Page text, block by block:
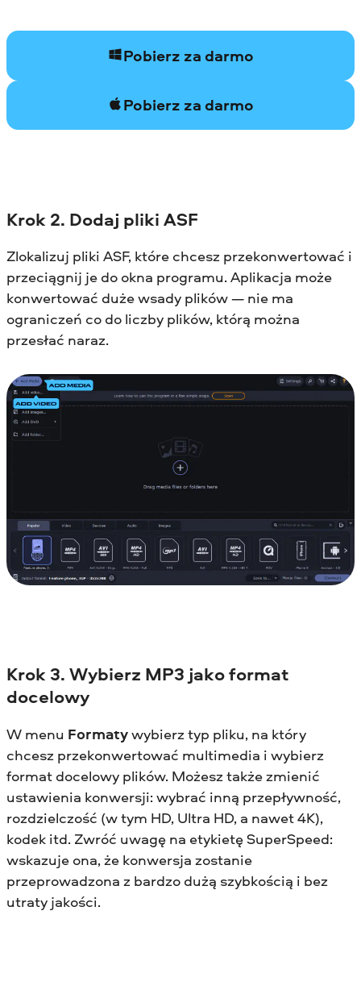
Pobierz za darmo
Pobierz za darmo
Krok 2. Dodaj pliki ASF
Zlokalizuj pliki ASF, które chcesz przekonwertować i
przeciągnij je do okna programu. Aplikacja może
konwertować duże wsady plików — nie ma
ograniczeń co do liczby plików, którą można
przesłać naraz.
Krok 3. Wybierz MP3 jako format
docelowy
W menu Formatywybierz typ pliku, na który
chcesz przekonwertować multimedia i wybierz
format docelowy plików. Możesz także zmienić
ustawienia konwersji: wybrać inną przepływność,
rozdzielczość (w tym HD, Ultra HD, a nawet 4K),
kodek itd. Zwróć uwagę na etykietę SuperSpeed:
wskazuje ona, że konwersja zostanie
przeprowadzona z bardzo dużą szybkością i bez
utraty jakości.